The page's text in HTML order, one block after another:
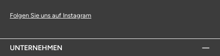
Folgen Sie uns auf Instagram
UNTERNEHMEN